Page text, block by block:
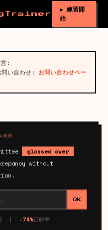
▶ 練習開
始
:
い合わせ: お問い合わせペー
演習
glossed over
without
OK
続 | ✓74%正解率